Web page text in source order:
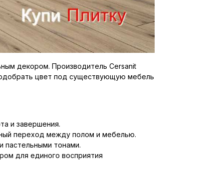
декором. Производитель Cersanit
цвет под существующую мебель
и завершения.
переход между полом и мебелью.
пастельными тонами.
для единого восприятия